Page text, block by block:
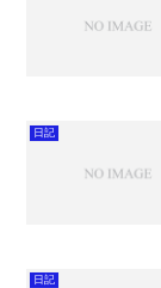
日記
日記